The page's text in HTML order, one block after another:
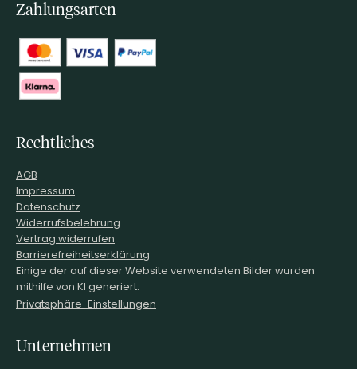
Zahlungsarten
Rechtliches
AGB
Impressum
Datenschutz
Widerrufsbelehrung
Vertrag widerrufen
Barrierefreiheitserklärung
Einige der auf dieser Website verwendeten Bilder wurden
mithilfe von KI generiert.
Privatsphäre-Einstellungen
Unternehmen